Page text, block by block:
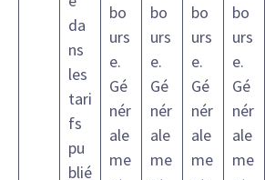
da
ns
les
tari
fs
pu
blié
bo
urs
e.
Gé
nér
ale
me
bo
urs
e.
Gé
nér
ale
me
bo
urs
e.
Gé
nér
ale
me
bo
urs
e.
Gé
nér
ale
me